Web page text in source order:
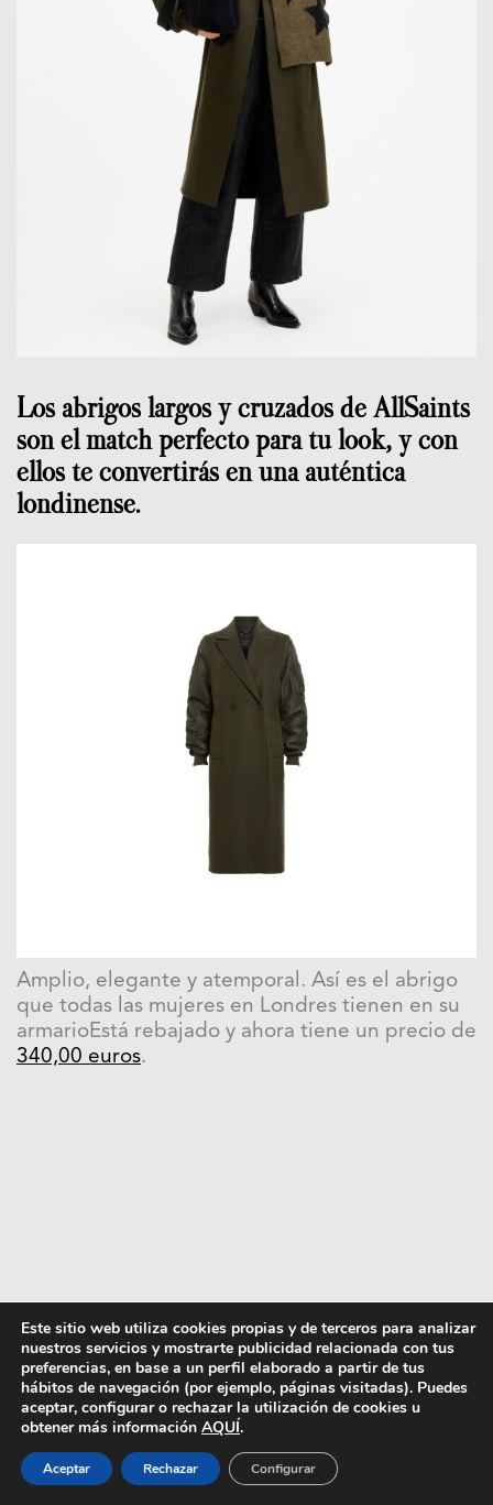
Los abrigos largos y cruzados de AllSaints
son el match perfecto para tu look, y con
ellos te convertirás en una auténtica
londinense.
Amplio, elegante y atemporal. Así es el abrigo
que todas las mujeres en Londres tienen en su
armarioEstá rebajado y ahora tiene un precio de
340,00 euros.
Este sitio web utiliza cookies propias y de terceros para analizar
nuestros servicios y mostrarte publicidad relacionada con tus
preferencias, en base a un perfil elaborado a partir de tus
hábitos de navegación (por ejemplo, páginas visitadas). Puedes
aceptar, configurar o rechazar la utilización de cookies u
obtener más información AQUÍ.
Aceptar Rechazar Configurar